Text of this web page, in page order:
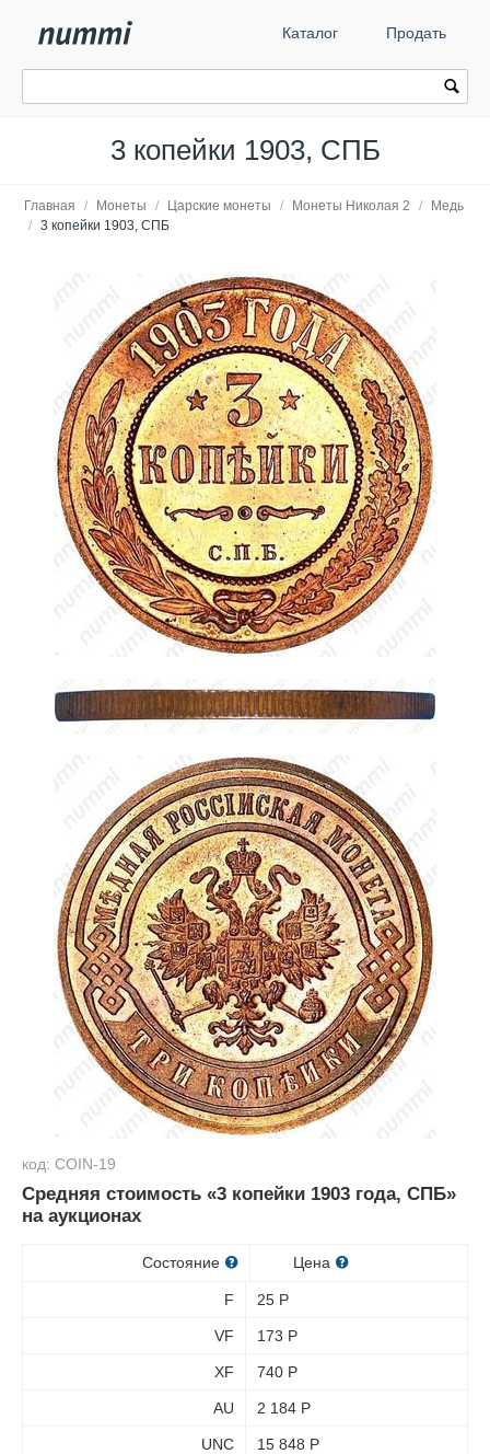
Каталог Продать
3 копейки 1903, СПБ
Главная / Монеты / Царские монеты / Монеты Николая 2 /
Медь
/ 3 копейки 1903, СПБ
код: COIN-19
Средняя стоимость «3 копейки 1903 года, СПБ»
на аукционах
Состояние Цена
F 25 Р
VF 173 Р
XF 740 Р
AU 2 184 Р
UNC 15 848 Р